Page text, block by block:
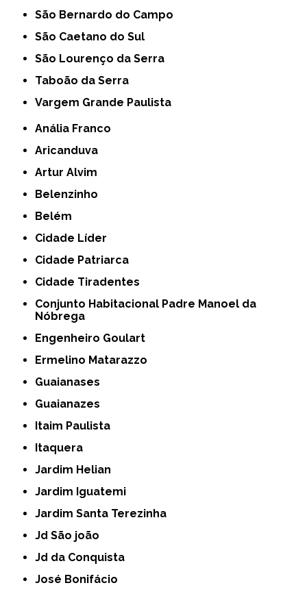
São Bernardo do Campo
São Caetano do Sul
São Lourenço da Serra
Taboão da Serra
Vargem Grande Paulista
Anália Franco
Aricanduva
Artur Alvim
Belenzinho
Belém
Cidade Líder
Cidade Patriarca
Cidade Tiradentes
Conjunto Habitacional Padre Manoel da
Nóbrega
Engenheiro Goulart
Ermelino Matarazzo
Guaianases
Guaianazes
Itaim Paulista
Itaquera
Jardim Helian
Jardim Iguatemi
Jardim Santa Terezinha
Jd São joão
Jd da Conquista
José Bonifácio